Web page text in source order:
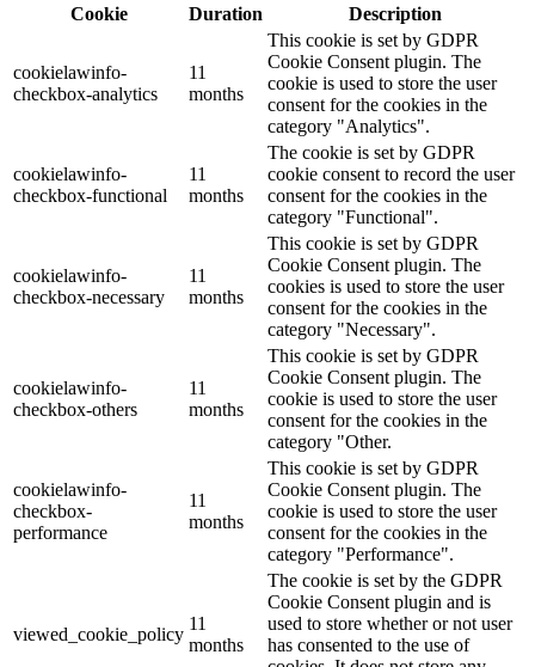
Cookie
Duration Description
cookielawinfo-
checkbox-analytics
11
months
This cookie is set by GDPR
Cookie Consent plugin. The
cookie is used to store the user
consent for the cookies in the
category "Analytics".
cookielawinfo-
checkbox-functional
11
months
The cookie is set by GDPR
cookie consent to record the user
consent for the cookies in the
category "Functional".
cookielawinfo-
checkbox-necessary
11
months
This cookie is set by GDPR
Cookie Consent plugin. The
cookies is used to store the user
consent for the cookies in the
category "Necessary".
cookielawinfo-
checkbox-others
11
months
This cookie is set by GDPR
Cookie Consent plugin. The
cookie is used to store the user
consent for the cookies in the
category "Other.
cookielawinfo-
checkbox-
performance
11
months
This cookie is set by GDPR
Cookie Consent plugin. The
cookie is used to store the user
consent for the cookies in the
category "Performance".
viewed_cookie_policy
11
months
The cookie is set by the GDPR
Cookie Consent plugin and is
used to store whether or not user
has consented to the use of